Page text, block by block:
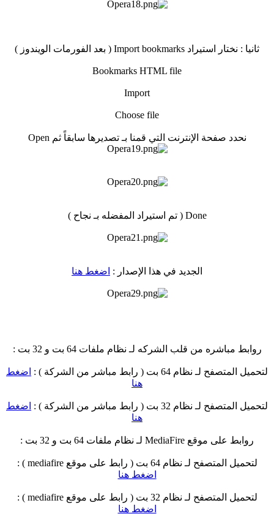
ثانيا : نختار استيراد Import bookmarks ( بعد الفورمات الويندوز )
Bookmarks HTML file
Import
Choose file
نحدد صفحة الإنترنت التي قمنا بـ تصديرها سابقاً ثم Open
Done ( تم استيراد المفضله بـ نجاح )
الجديد في هذا الإصدار : اضغط هنا
روابط مباشره من قلب الشركه لـ نظام ملفات 64 بت و 32 بت :
لتحميل المتصفح لـ نظام 64 بت ( رابط مباشر من الشركة ) :
اضغط
هنا
لتحميل المتصفح لـ نظام 32 بت ( رابط مباشر من الشركة ) :
اضغط
هنا
روابط على موقع MediaFire لـ نظام ملفات 64 بت و 32 بت :
لتحميل المتصفح لـ نظام 64 بت ( رابط على موقع mediafire ) :
اضغط هنا
لتحميل المتصفح لـ نظام 32 بت ( رابط على موقع mediafire ) :
اضغط هنا